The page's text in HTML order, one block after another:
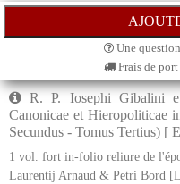
Une
Frais de
R. P. Iosephi Gibalini e
Canonicae et Hieropoliticae
Secundus - Tomus Tertius) [
1 vol. fort in-folio reliure de
Laurentij Arnaud & Petri Bord